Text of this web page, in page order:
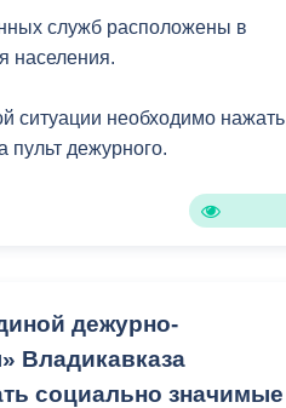
служб расположены в
населения.
ситуации необходимо нажать
пульт дежурного.
дежурно-
Владикавказа
социально значимые